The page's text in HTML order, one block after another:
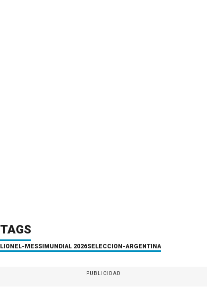
TAGS
LIONEL-MESSI MUNDIAL 2026SELECCION-ARGENTINA
PUBLICIDAD